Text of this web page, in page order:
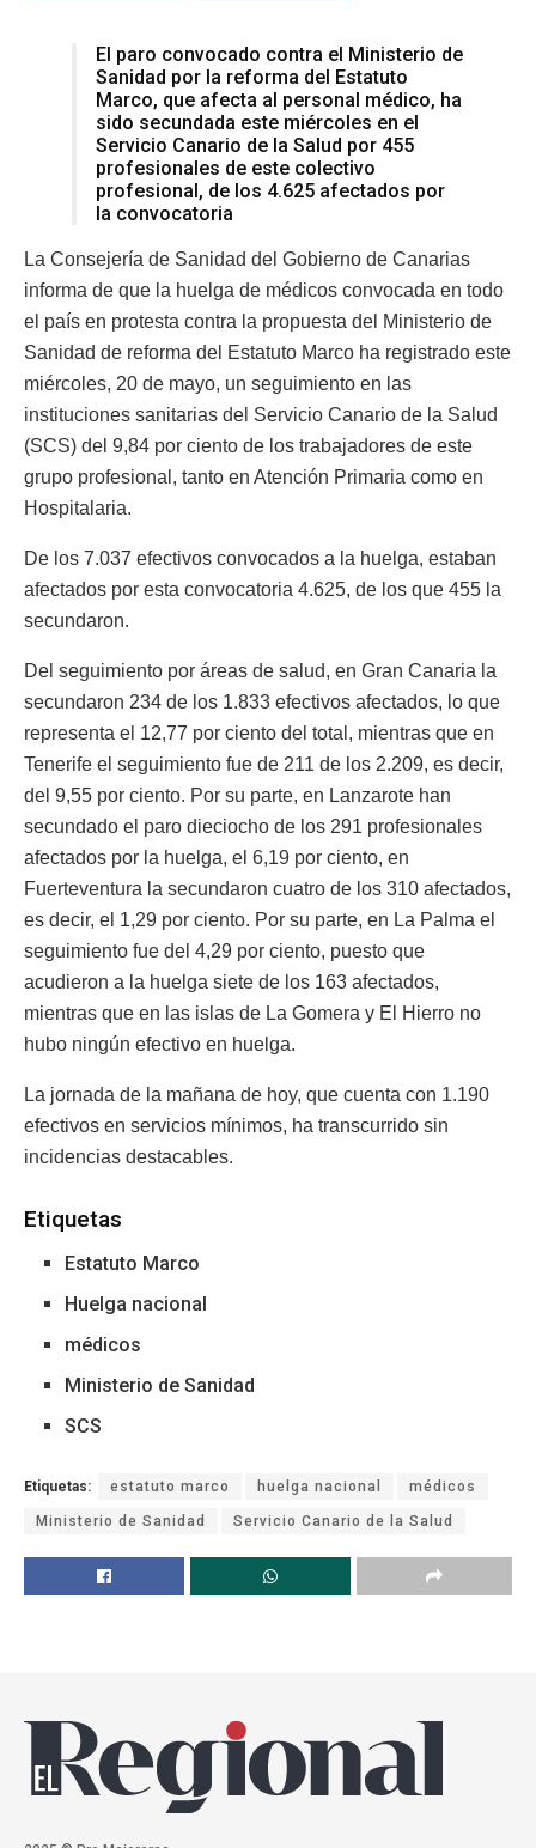
El paro convocado contra el Ministerio de
Sanidad por la reforma del Estatuto
Marco, que afecta al personal médico, ha
sido secundada este miércoles en el
Servicio Canario de la Salud por 455
profesionales de este colectivo
profesional, de los 4.625 afectados por
la convocatoria
La Consejería de Sanidad del Gobierno de Canarias
informa de que la huelga de médicos convocada en todo
el país en protesta contra la propuesta del Ministerio de
Sanidad de reforma del Estatuto Marco ha registrado este
miércoles, 20 de mayo, un seguimiento en las
instituciones sanitarias del Servicio Canario de la Salud
(SCS) del 9,84 por ciento de los trabajadores de este
grupo profesional, tanto en Atención Primaria como en
Hospitalaria.
De los 7.037 efectivos convocados a la huelga, estaban
afectados por esta convocatoria 4.625, de los que 455 la
secundaron.
Del seguimiento por áreas de salud, en Gran Canaria la
secundaron 234 de los 1.833 efectivos afectados, lo que
representa el 12,77 por ciento del total, mientras que en
Tenerife el seguimiento fue de 211 de los 2.209, es decir,
del 9,55 por ciento. Por su parte, en Lanzarote han
secundado el paro dieciocho de los 291 profesionales
afectados por la huelga, el 6,19 por ciento, en
Fuerteventura la secundaron cuatro de los 310 afectados,
es decir, el 1,29 por ciento. Por su parte, en La Palma el
seguimiento fue del 4,29 por ciento, puesto que
acudieron a la huelga siete de los 163 afectados,
mientras que en las islas de La Gomera y El Hierro no
hubo ningún efectivo en huelga.
La jornada de la mañana de hoy, que cuenta con 1.190
efectivos en servicios mínimos, ha transcurrido sin
incidencias destacables.
Etiquetas
Estatuto Marco
Huelga nacional
médicos
Ministerio de Sanidad
SCS
Etiquetas: estatuto marco huelga nacional médicos
Ministerio de Sanidad Servicio Canario de la Salud